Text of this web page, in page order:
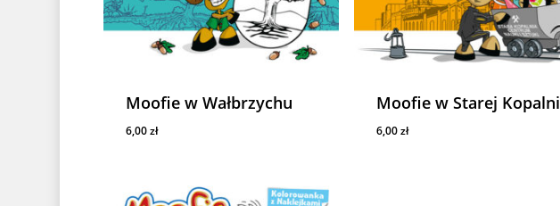
Moofie w Wałbrzychu
6,00zł
Moofie w Starej Kopalni
6,00zł